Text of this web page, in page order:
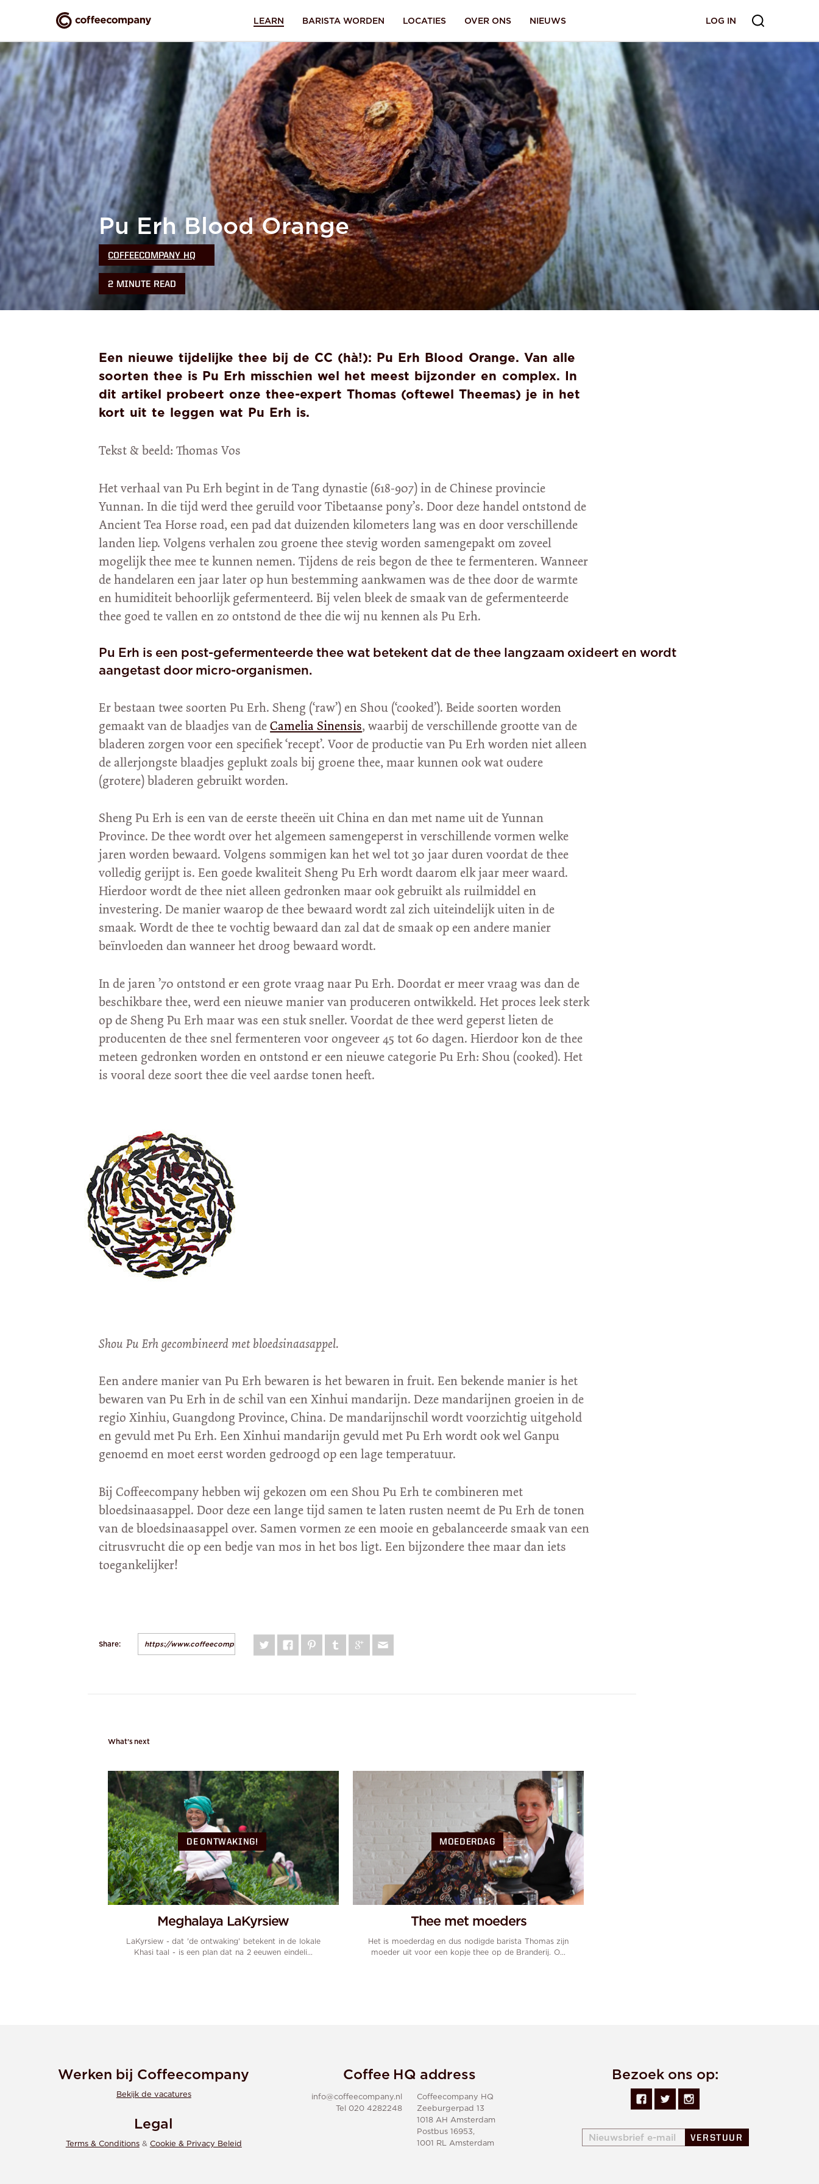
LEARN BARISTA WORDEN LOCATIES OVER ONS NIEUWS LOG IN
Nog geen lid? Aanmelden Ik ben mijnwachtwoord
vergeten.
LOG IN
AANMELDEN
Door het aanmaken van dit account ga je akkoord met onze
privacy voorwaarden.
Terug naarinloggen
Terug naarinloggen
SEND
Pu Erh Blood Orange
COFFEECOMPANY HQ
2 MINUTE READ
Een nieuwe tijdelijke thee bij de CC (hà!): Pu Erh Blood Orange. Van alle
soorten thee is Pu Erh misschien wel het meest bijzonder en complex. In
dit artikel probeert onze thee-expert Thomas (oftewel Theemas) je in het
kort uit te leggen wat Pu Erh is.
Tekst & beeld: Thomas Vos
Het verhaal van Pu Erh begint in de Tang dynastie (618-907) in de Chinese provincie
Yunnan. In die tijd werd thee geruild voor Tibetaanse pony’s. Door deze handel ontstond de
Ancient Tea Horse road, een pad dat duizenden kilometers lang was en door verschillende
landen liep. Volgens verhalen zou groene thee stevig worden samengepakt om zoveel
mogelijk thee mee te kunnen nemen. Tijdens de reis begon de thee te fermenteren. Wanneer
de handelaren een jaar later op hun bestemming aankwamen was de thee door de warmte
en humiditeit behoorlijk gefermenteerd. Bij velen bleek de smaak van de gefermenteerde
thee goed te vallen en zo ontstond de thee die wij nu kennen als Pu Erh.
Pu Erh is een post-gefermenteerde thee wat betekent dat de thee langzaam oxideert en wordt
aangetast door micro-organismen.
Er bestaan twee soorten Pu Erh. Sheng (‘raw’) en Shou (‘cooked’). Beide soorten worden
gemaakt van de blaadjes van deCamelia Sinensis, waarbij de verschillende grootte van de
bladeren zorgen voor een specifiek ‘recept’. Voor de productie van Pu Erh worden niet alleen
de allerjongste blaadjes geplukt zoals bij groene thee, maar kunnen ook wat oudere
(grotere) bladeren gebruikt worden.
Sheng Pu Erh is een van de eerste theeën uit China en dan met name uit de Yunnan
Province. De thee wordt over het algemeen samengeperst in verschillende vormen welke
jaren worden bewaard. Volgens sommigen kan het wel tot 30 jaar duren voordat de thee
volledig gerijpt is. Een goede kwaliteit Sheng Pu Erh wordt daarom elk jaar meer waard.
Hierdoor wordt de thee niet alleen gedronken maar ook gebruikt als ruilmiddel en
investering. De manier waarop de thee bewaard wordt zal zich uiteindelijk uiten in de
smaak. Wordt de thee te vochtig bewaard dan zal dat de smaak op een andere manier
beïnvloeden dan wanneer het droog bewaard wordt.
In de jaren ’70 ontstond er een grote vraag naar Pu Erh. Doordat er meer vraag was dan de
beschikbare thee, werd een nieuwe manier van produceren ontwikkeld. Het proces leek sterk
op de Sheng Pu Erh maar was een stuk sneller. Voordat de thee werd geperst lieten de
producenten de thee snel fermenteren voor ongeveer 45 tot 60 dagen. Hierdoor kon de thee
meteen gedronken worden en ontstond er een nieuwe categorie Pu Erh: Shou (cooked). Het
is vooral deze soort thee die veel aardse tonen heeft.
Shou Pu Erh gecombineerd met bloedsinaasappel.
Een andere manier van Pu Erh bewaren is het bewaren in fruit. Een bekende manier is het
bewaren van Pu Erh in de schil van een Xinhui mandarijn. Deze mandarijnen groeien in de
regio Xinhiu, Guangdong Province, China. De mandarijnschil wordt voorzichtig uitgehold
en gevuld met Pu Erh. Een Xinhui mandarijn gevuld met Pu Erh wordt ook wel Ganpu
genoemd en moet eerst worden gedroogd op een lage temperatuur.
Bij Coffeecompany hebben wij gekozen om een Shou Pu Erh te combineren met
bloedsinaasappel. Door deze een lange tijd samen te laten rusten neemt de Pu Erh de tonen
van de bloedsinaasappel over. Samen vormen ze een mooie en gebalanceerde smaak van een
citrusvrucht die op een bedje van mos in het bos ligt. Een bijzondere thee maar dan iets
toegankelijker!
Share:
What's next
DE ONTWAKING!
Meghalaya LaKyrsiew
LaKyrsiew - dat 'de ontwaking' betekent in de lokale
Khasi taal - is een plan dat na 2 eeuwen eindeli...
MOEDERDAG
Thee met moeders
Het is moederdag en dus nodigde barista Thomas zijn
moeder uit voor een kopje thee op de Branderij. O...
Werken bij Coffeecompany
Bekijk de vacatures
Legal
Terms & Conditions& Cookie & Privacy Beleid
Coffee HQ address
info@coffeecompany.nl
Tel 020 4282248
Coffeecompany HQ
Zeeburgerpad 13
1018 AH Amsterdam
Postbus 16953,
1001 RL Amsterdam
Bezoek ons op:
VERSTUUR